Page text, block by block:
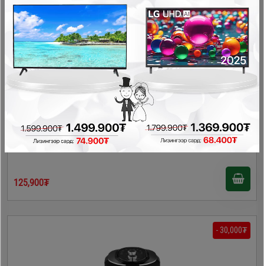
Zilan 1819 төмс шарагч
Талх баригч, шарагч, тосгүй шарагч
125,900₮
- 30,000₮